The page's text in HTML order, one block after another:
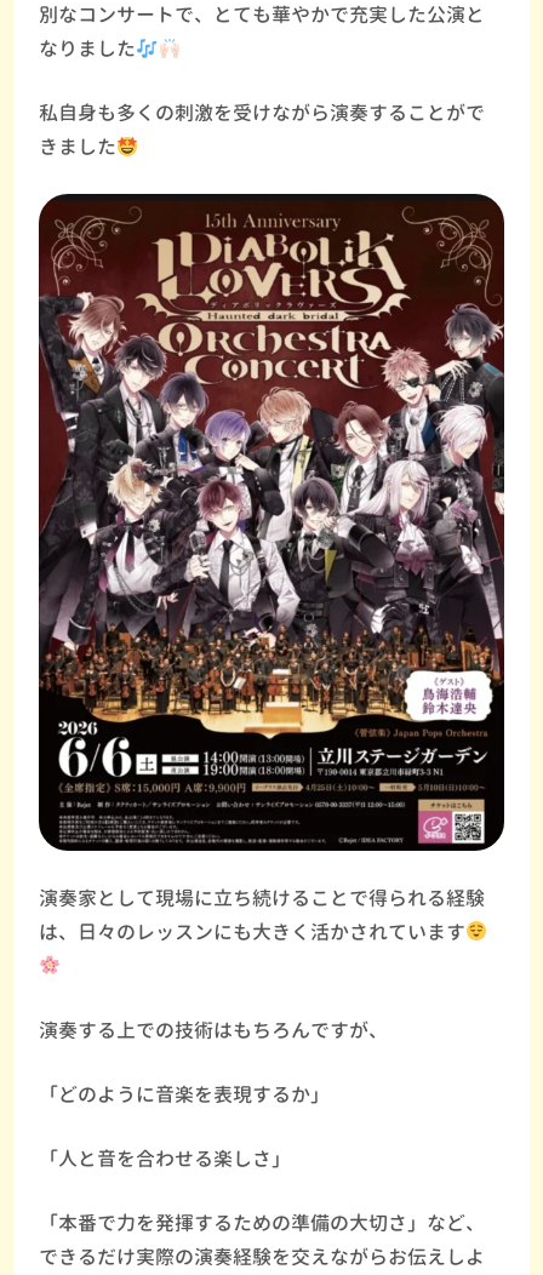
別なコンサートで、とても華やかで充実した公演と
なりました
私自身も多くの刺激を受けながら演奏することがで
きました
演奏家として現場に立ち続けることで得られる経験
は、日々のレッスンにも大きく活かされています
演奏する上での技術はもちろんですが、
「どのように音楽を表現するか」
「人と音を合わせる楽しさ」
「本番で力を発揮するための準備の大切さ」など、
できるだけ実際の演奏経験を交えながらお伝えしよ